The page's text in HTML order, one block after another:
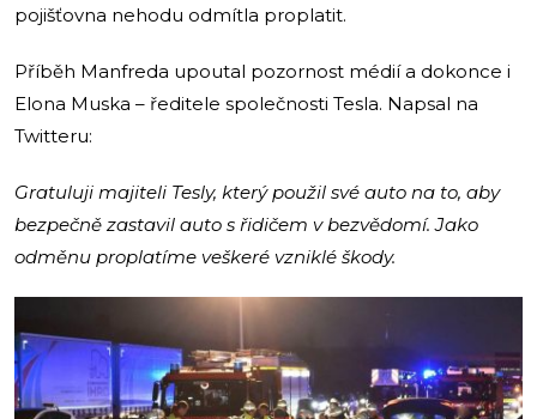
pojišťovna nehodu odmítla proplatit.
Příběh Manfreda upoutal pozornost médií a dokonce i
Elona Muska – ředitele společnosti Tesla. Napsal na
Twitteru:
Gratuluji majiteli Tesly, který použil své auto na to, aby
bezpečně zastavil auto s řidičem v bezvědomí. Jako
odměnu proplatíme veškeré vzniklé škody.